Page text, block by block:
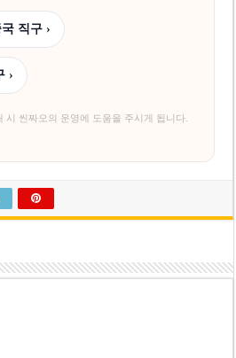
직구 ›
›
시 씬짜오의 운영에 도움을 주시게 됩니다.